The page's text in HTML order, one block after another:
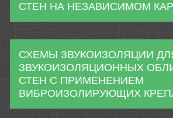
СТЕН НА НЕЗАВИСИМОМ
СХЕМЫ ЗВУКОИЗОЛЯЦИИ
ЗВУКОИЗОЛЯЦИОННЫХ
СТЕН С ПРИМЕНЕНИЕМ
ВИБРОИЗОЛИРУЮЩИХ